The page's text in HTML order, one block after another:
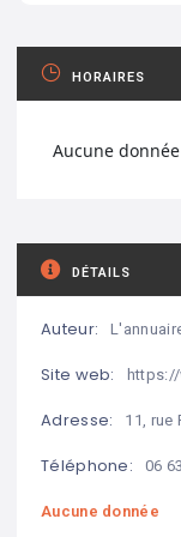
HORAIRES
Aucune
DÉTAILS
Auteur:
Site web:
Adresse: 11, rue
Téléphone: 06
Aucune donnée